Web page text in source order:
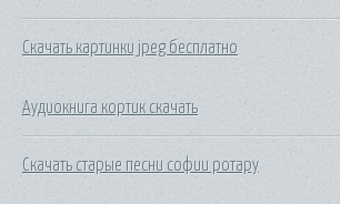
Скачать картинки jpeg бесплатно
Аудиокнига кортик скачать
Скачать старые песни софии ротару